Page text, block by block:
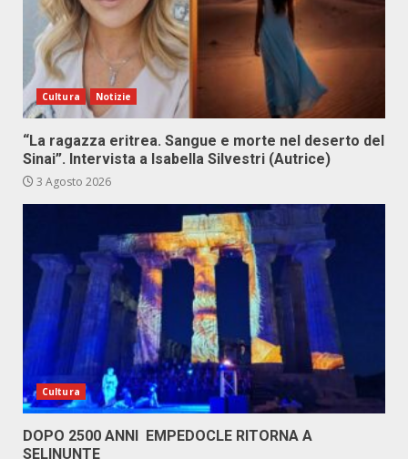
Cultura Notizie
“La ragazza eritrea. Sangue e morte nel deserto del
Sinai”. Intervista a Isabella Silvestri (Autrice)
3 Agosto 2026
Cultura
DOPO 2500 ANNI EMPEDOCLE RITORNA A
SELINUNTE